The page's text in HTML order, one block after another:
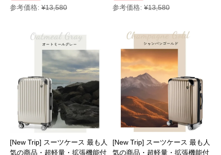
参考価格: ¥13,580 参考価格: ¥13,580
[New Trip] スーツケース 最も人
気の商品・超軽量・拡張機能付
[New Trip] スーツケース 最も人
気の商品・超軽量・拡張機能付